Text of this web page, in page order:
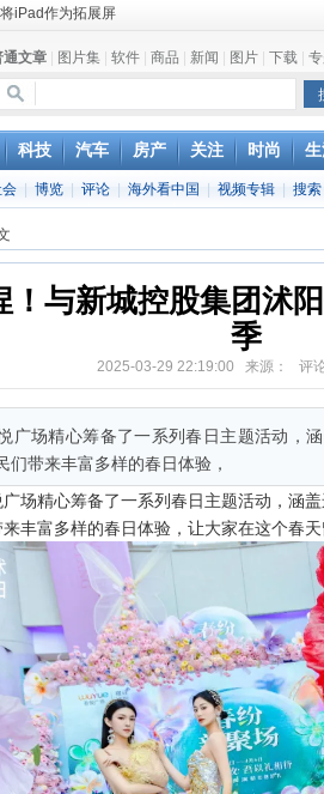
展亚洲首秀
果和解，但5G iPhone最快明年下半年发布
能加持6月份见
方达成6年许可协议
类文明的一场浩劫
个最大的瓜
iPad作为拓展屏
通文章 图片集 软件 商品 新闻 图片 下载
科技 汽车 房产 关注 时尚
博览 评论 海外看中国 视频专辑 搜索
！与新城控股集团沭
季
2025-03-29 22:19:00 来源： 评论
广场精心筹备了一系列春日主题活动，
们带来丰富多样的春日体验，
场精心筹备了一系列春日主题活动，涵
丰富多样的春日体验，让大家在这个春天